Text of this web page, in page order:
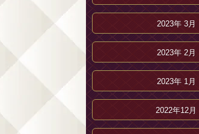
2023年 3月
2023年 2月
2023年 1月
2022年12月